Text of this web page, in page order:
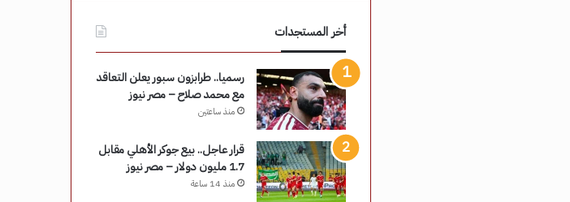
أخر المستجدات
رسميا.. طرابزون سبور يعلن التعاقد
مع محمد صلاح – مصر نيوز
منذ ساعتين
قرار عاجل.. بيع جوكر الأهلي مقابل
1.7 مليون دولار – مصر نيوز
منذ 14 ساعة